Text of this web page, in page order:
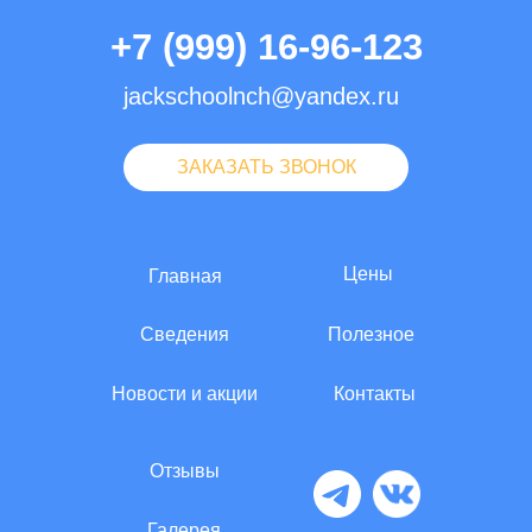
Главная
Полезное
Контакты
Сведения
Новости и акции
Отзывы
ЗАКАЗАТЬ ЗВОНОК
+7 (999) 16-96-123
jackschoolnch@yandex.ru
Цены